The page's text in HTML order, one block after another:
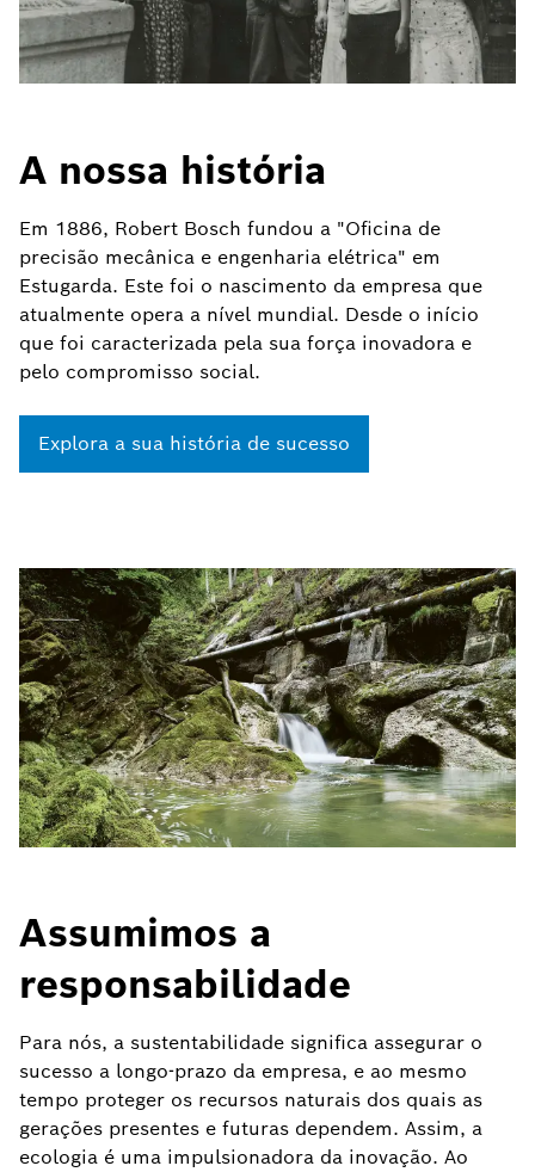
A nossa história
Em 1886, Robert Bosch fundou a "Oficina de
precisão mecânica e engenharia elétrica" em
Estugarda. Este foi o nascimento da empresa que
atualmente opera a nível mundial. Desde o início
que foi caracterizada pela sua força inovadora e
pelo compromisso social.
Explora a sua história de sucesso
Assumimos a
responsabilidade
Para nós, a sustentabilidade significa assegurar o
sucesso a longo-prazo da empresa, e ao mesmo
tempo proteger os recursos naturais dos quais as
gerações presentes e futuras dependem. Assim, a
ecologia é uma impulsionadora da inovação. Ao